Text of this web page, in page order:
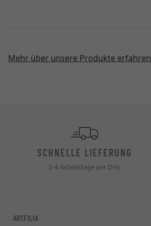
Mehr über unsere Produkte erfahren
SCHNELLE LIEFERUNG
2-4 Arbeitstage per DHL
ARTFILIA